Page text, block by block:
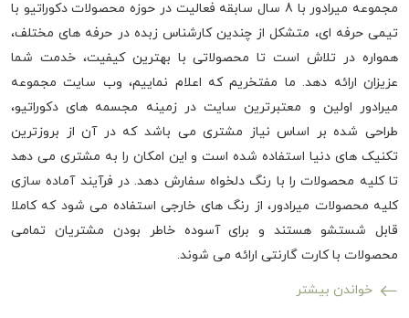
مجموعه میرادور با 8 سال سابقه فعالیت در حوزه محصولات دکوراتیو با
تیمی حرفه ای، متشکل از چندین کارشناس زبده در حرفه های مختلف،
همواره در تلاش است تا محصولاتی با بهترین کیفیت، خدمت شما
عزیزان ارائه دهد. ما مفتخریم که اعلام نماییم، وب سایت مجموعه
میرادور اولین و معتبرترین سایت در زمینه مجسمه های دکوراتیو،
طراحی شده بر اساس نیاز مشتری می باشد که در آن از بروزترین
تکنیک های دنیا استفاده شده است و این امکان را به مشتری می دهد
تا کلیه محصولات را با رنگ دلخواه سفارش دهد. در فرآیند آماده سازی
کلیه محصولات میرادور، از رنگ های خارجی استفاده می شود که کاملا
قابل شستشو هستند و برای آسوده خاطر بودن مشتریان تمامی
محصولات با کارت گارنتی ارائه می شوند.
خواندن بیشتر